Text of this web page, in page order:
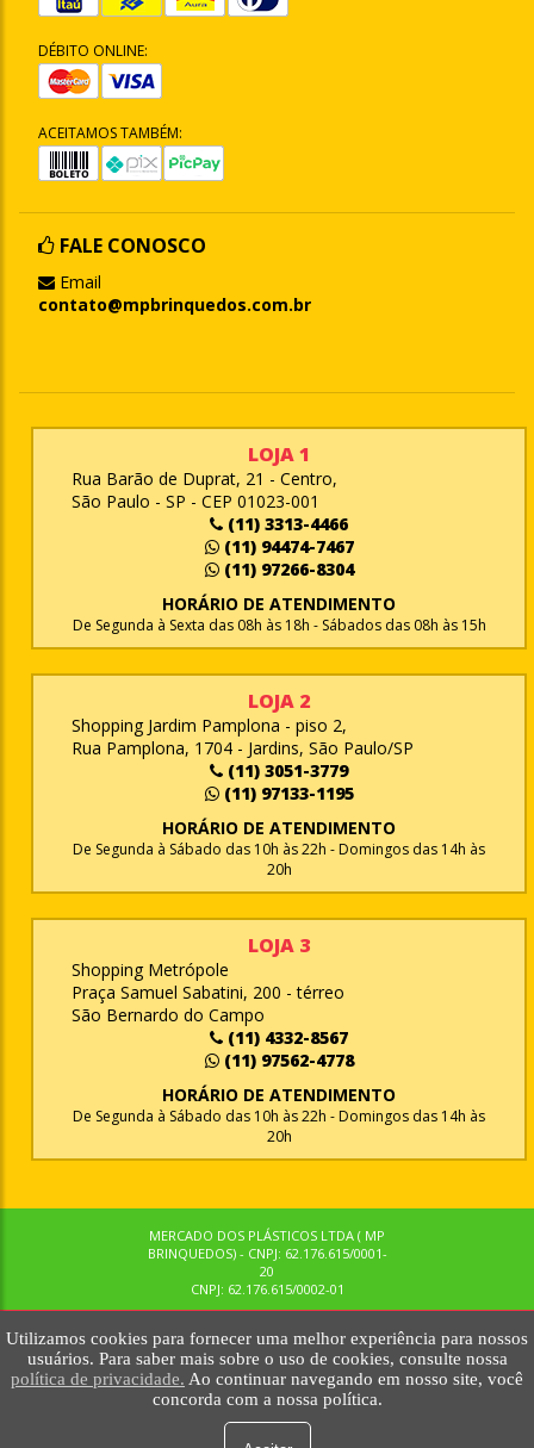
Utilizamos cookies para fornecer uma melhor experiência para nossos
usuários. Para saber mais sobre o uso de cookies, consulte nossa
política de privacidade. Ao continuar navegando em nosso site, você
concorda com a nossa política.
DÉBITO ONLINE:
ACEITAMOS TAMBÉM:
FALE CONOSCO
Email
contato@mpbrinquedos.com.br
LOJA 1
Rua Barão de Duprat, 21 - Centro,
São Paulo - SP - CEP 01023-001
(11) 3313-4466
(11) 94474-7467
(11) 97266-8304
HORÁRIO DE ATENDIMENTO
De Segunda à Sexta das 08h às 18h - Sábados das 08h às 15h
LOJA 2
Shopping Jardim Pamplona - piso 2,
Rua Pamplona, 1704 - Jardins, São Paulo/SP
(11) 3051-3779
(11) 97133-1195
HORÁRIO DE ATENDIMENTO
De Segunda à Sábado das 10h às 22h - Domingos das 14h às
20h
LOJA 3
Shopping Metrópole
Praça Samuel Sabatini, 200 - térreo
São Bernardo do Campo
(11) 4332-8567
(11) 97562-4778
HORÁRIO DE ATENDIMENTO
De Segunda à Sábado das 10h às 22h - Domingos das 14h às
20h
MERCADO DOS PLÁSTICOS LTDA ( MP
BRINQUEDOS) - CNPJ: 62.176.615/0001-
20
CNPJ: 62.176.615/0002-01
© MPBRINQUEDOS. TODOS OS DIREITOS RESERVADOS. MKTNOW